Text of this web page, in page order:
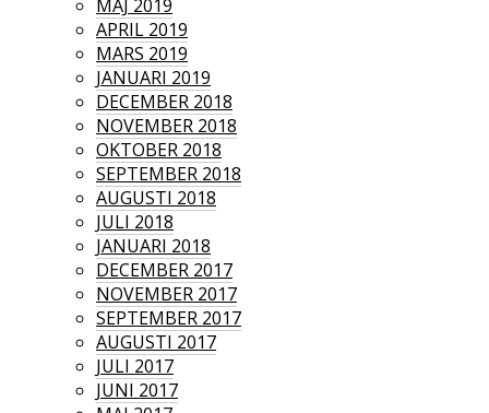
MAJ 2019
APRIL 2019
MARS 2019
JANUARI 2019
DECEMBER 2018
NOVEMBER 2018
OKTOBER 2018
SEPTEMBER 2018
AUGUSTI 2018
JULI 2018
JANUARI 2018
DECEMBER 2017
NOVEMBER 2017
SEPTEMBER 2017
AUGUSTI 2017
JULI 2017
JUNI 2017